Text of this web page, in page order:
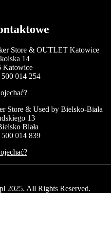
Store & OUTLET Katowice
14
Katowice
014 254
Store & Used by Bielsko-Biała
13
Biała
014 839
2025. All Rights Reserved.